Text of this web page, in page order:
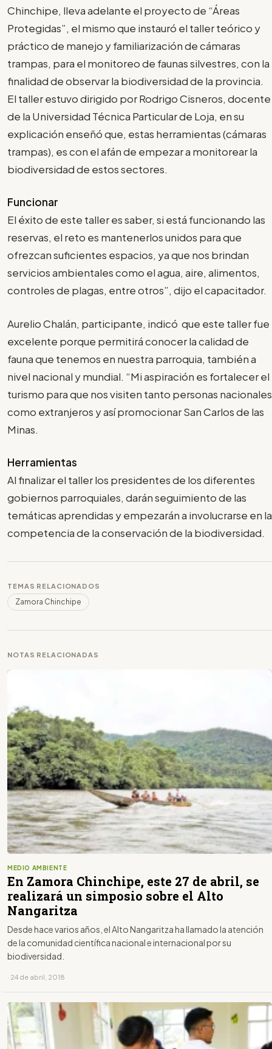
Chinchipe, lleva adelante el proyecto de “Áreas
Protegidas”, el mismo que instauró el taller teórico y
práctico de manejo y familiarización de cámaras
trampas, para el monitoreo de faunas silvestres, con la
finalidad de observar la biodiversidad de la provincia.
El taller estuvo dirigido por Rodrigo Cisneros, docente
de la Universidad Técnica Particular de Loja, en su
explicación enseñó que, estas herramientas (cámaras
trampas), es con el afán de empezar a monitorear la
biodiversidad de estos sectores.
Funcionar
El éxito de este taller es saber, si está funcionando las
reservas, el reto es mantenerlos unidos para que
ofrezcan suficientes espacios, ya que nos brindan
servicios ambientales como el agua, aire, alimentos,
controles de plagas, entre otros”, dijo el capacitador.
Aurelio Chalán, participante, indicó que este taller fue
excelente porque permitirá conocer la calidad de
fauna que tenemos en nuestra parroquia, también a
nivel nacional y mundial. “Mi aspiración es fortalecer el
turismo para que nos visiten tanto personas nacionales
como extranjeros y así promocionar San Carlos de las
Minas.
Herramientas
Al finalizar el taller los presidentes de los diferentes
gobiernos parroquiales, darán seguimiento de las
temáticas aprendidas y empezarán a involucrarse en la
competencia de la conservación de la biodiversidad.
TEMAS RELACIONADOS
Zamora Chinchipe
NOTAS RELACIONADAS
MEDIO AMBIENTE
En Zamora Chinchipe, este 27 de abril, se
realizará un simposio sobre el Alto
Nangaritza
Desde hace varios años, el Alto Nangaritza ha llamado la atención
de la comunidad científica nacional e internacional por su
biodiversidad.
· 24 de abril, 2018